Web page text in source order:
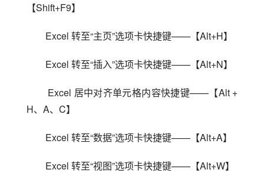
【Shift+F9】
Excel 转至“主页”选项卡快捷键——【Alt+H】
Excel 转至“插入”选项卡快捷键——【Alt+N】
H、A、C】
Excel 转至“数据”选项卡快捷键——【Alt+A】
Excel 转至“视图”选项卡快捷键——【Alt+W】